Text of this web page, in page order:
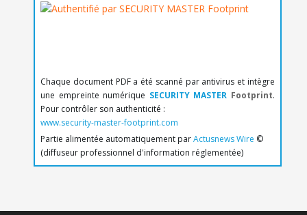
Chaque document PDF a été scanné par antivirus et intègre
une empreinte numérique SECURITY MASTER Footprint.
Pour contrôler son authenticité :
www.security-master-footprint.com
Partie alimentée automatiquement parActusnews Wire ©
(diffuseur professionnel d'information réglementée)